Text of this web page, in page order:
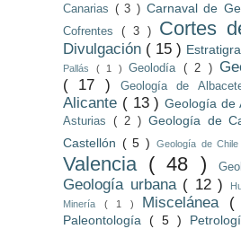
Canarias ( 3 ) Carnaval de
Cofrentes ( 3 ) Cortes
Divulgación ( 15 )
Pallás ( 1 ) Geolodía ( 2 )
( 17 )
Geología de
Alicante ( 13 )Geología de
Asturias ( 2 ) Geología de
Castellón ( 5 ) Geología de
Valencia ( 48 )
Geología urbana ( 12 )
Minería ( 1 ) Miscelánea (
Paleontología ( 5 )